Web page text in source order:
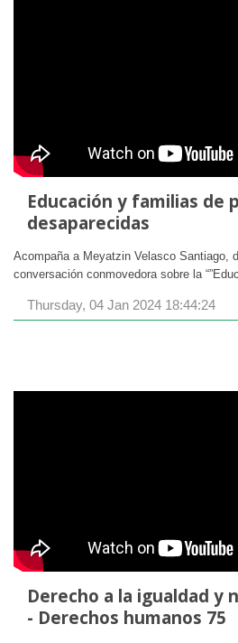
Educación y familias de
desaparecidas
Acompaña a Meyatzin Velasco Santiago,
conversación conmovedora sobre la
Thursday, 04 Jan 2024 18:44:24
Derecho a la igualdad y
- Derechos humanos 75